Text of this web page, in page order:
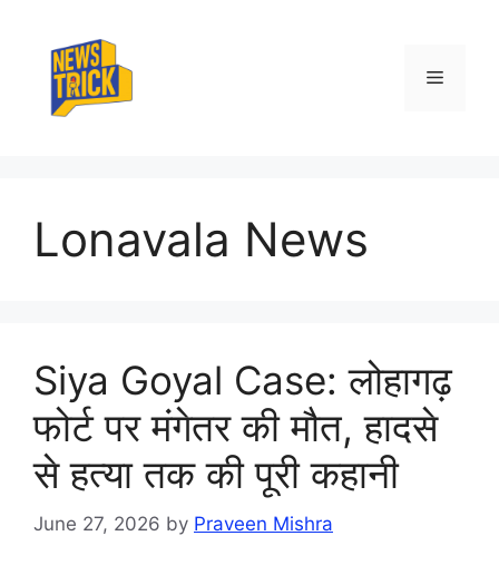
content
Menu
Lonavala News
Siya Goyal Case: लोहागढ़
फोर्ट पर मंगेतर की मौत, हादसे
से हत्या तक की पूरी कहानी
June 27, 2026 by Praveen Mishra